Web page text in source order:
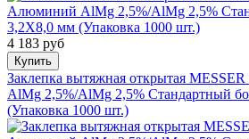
4 183 руб
Купить
Заклепка вытяжная открытая
AlMg 2,5%/AlMg 2,5% Стандартный
(Упаковка 1000 шт.)